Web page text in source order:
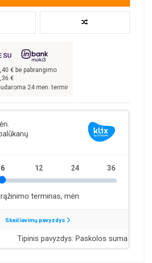
SU
€ be pabrangimo
€
24 mėn. terminui, metinė palūkanų norma –